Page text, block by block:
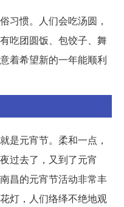
习惯。人们会吃汤圆，
吃团圆饭、包饺子、舞
着希望新的一年能顺利
是元宵节。柔和一点，
过去了，又到了元宵
昌的元宵节活动非常丰
灯，人们络绎不绝地观